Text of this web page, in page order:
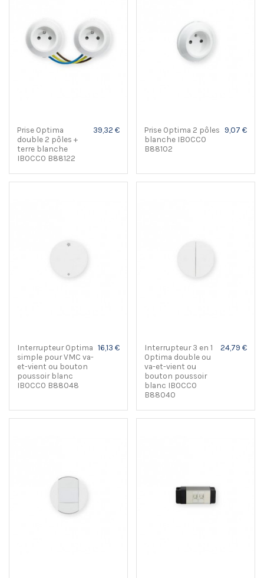
Prise Optima
double 2 pôles +
terre blanche
IBOCCO B88122
39,32 €
Prise Optima 2 pôles
blanche IBOCCO
B88102
9,07 €
Interrupteur Optima
simple pour VMC va-
et-vient ou bouton
poussoir blanc
IBOCCO B88048
16,13 €
Interrupteur 3 en 1
Optima double ou
va-et-vient ou
bouton poussoir
blanc IBOCCO
B88040
24,79 €